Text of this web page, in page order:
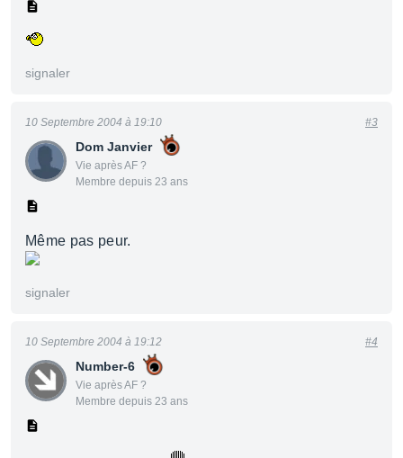
signaler
Dom Janvier
Vie après AF ?
Membre depuis 23 ans
10 Septembre 2004 à 19:10 #3
Même pas peur.
signaler
Number-6
Vie après AF ?
Membre depuis 23 ans
10 Septembre 2004 à 19:12 #4